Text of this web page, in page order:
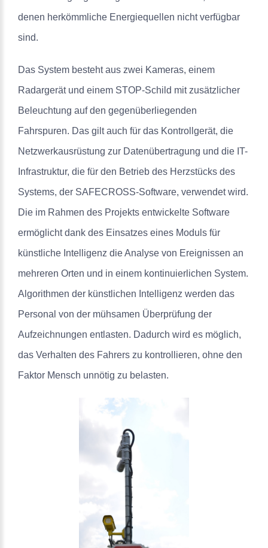
denen herkömmliche Energiequellen nicht verfügbar
sind.
Das System besteht aus zwei Kameras, einem
Radargerät und einem STOP-Schild mit zusätzlicher
Beleuchtung auf den gegenüberliegenden
Fahrspuren. Das gilt auch für das Kontrollgerät, die
Netzwerkausrüstung zur Datenübertragung und die IT-
Infrastruktur, die für den Betrieb des Herzstücks des
Systems, der SAFECROSS-Software, verwendet wird.
Die im Rahmen des Projekts entwickelte Software
ermöglicht dank des Einsatzes eines Moduls für
künstliche Intelligenz die Analyse von Ereignissen an
mehreren Orten und in einem kontinuierlichen System.
Algorithmen der künstlichen Intelligenz werden das
Personal von der mühsamen Überprüfung der
Aufzeichnungen entlasten. Dadurch wird es möglich,
das Verhalten des Fahrers zu kontrollieren, ohne den
Faktor Mensch unnötig zu belasten.